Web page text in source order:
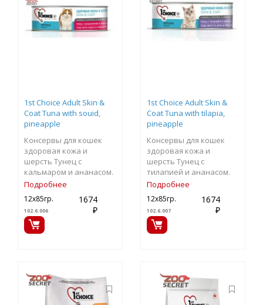
1st Choice Adult Skin &
Coat Tuna with souid,
pineapple
Консервы для кошек
здоровая кожа и
шерсть Тунец с
кальмаром и ананасом.
Подробнее
12х85гр.
102.6.006
1674
₽
1st Choice Adult Skin &
Coat Tuna with tilapia,
pineapple
Консервы для кошек
здоровая кожа и
шерсть Тунец с
тилапией и ананасом.
Подробнее
12х85гр.
102.6.007
1674
₽